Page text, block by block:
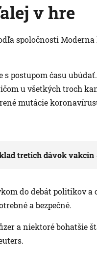
v hre
spoločnosti
postupom času
u všetkých troch
mutácie
tretích dávok vakcín
do debát politikov a
a bezpečné.
a niektoré bohatšie